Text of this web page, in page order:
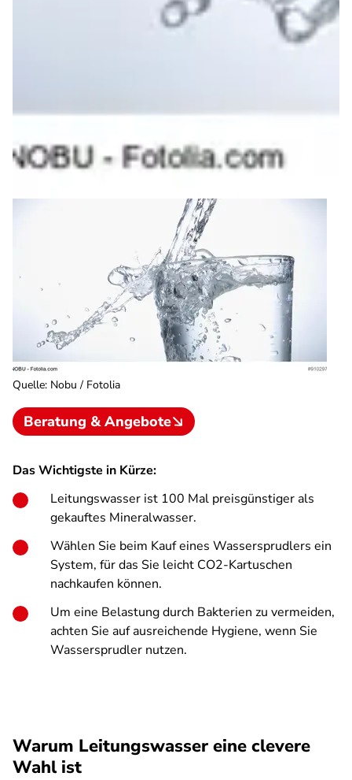
Quelle: Nobu / Fotolia
Beratung & Angebote
Das Wichtigste in Kürze:
Leitungswasser ist 100 Mal preisgünstiger als
gekauftes Mineralwasser.
Wählen Sie beim Kauf eines Wassersprudlers ein
System, für das Sie leicht CO2-Kartuschen
nachkaufen können.
Um eine Belastung durch Bakterien zu vermeiden,
achten Sie auf ausreichende Hygiene, wenn Sie
Wassersprudler nutzen.
Warum Leitungswasser eine clevere
Wahl ist